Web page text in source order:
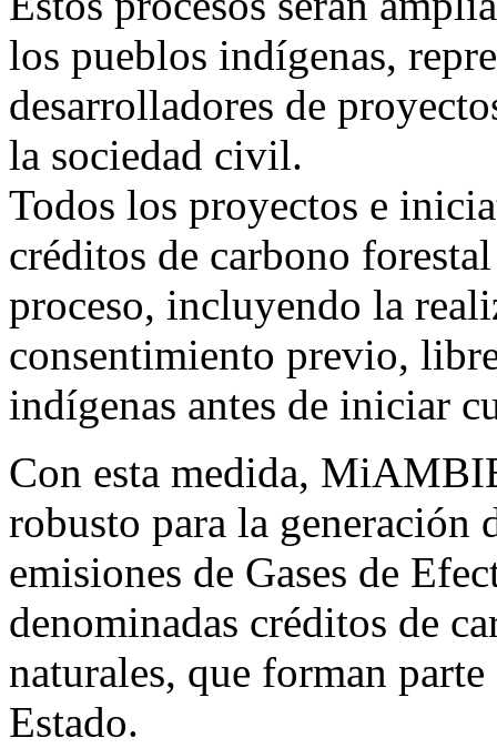
los pueblos indígenas,
desarrolladores de
la sociedad civil.
Todos los proyectos e
créditos de carbono
proceso, incluyendo la
consentimiento previo,
indígenas antes de iniciar
Con esta medida,
robusto para la generación
emisiones de Gases de
denominadas créditos de
naturales, que forman
Estado.